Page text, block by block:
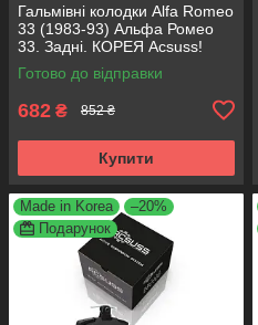
Гальмівні колодки Alfa Romeo
33 (1983-93) Альфа Ромео
33. Задні. КОРЕЯ Acsuss!
GDB1050 , FDB222
Готово до відправки
682 ₴ 852 ₴
Купити
Made in Korea
–20%
Подарунок